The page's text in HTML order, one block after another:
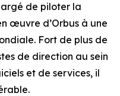
de piloter la
œuvre d’Orbus à une
Fort de plus de
de direction au sein
et de services, il